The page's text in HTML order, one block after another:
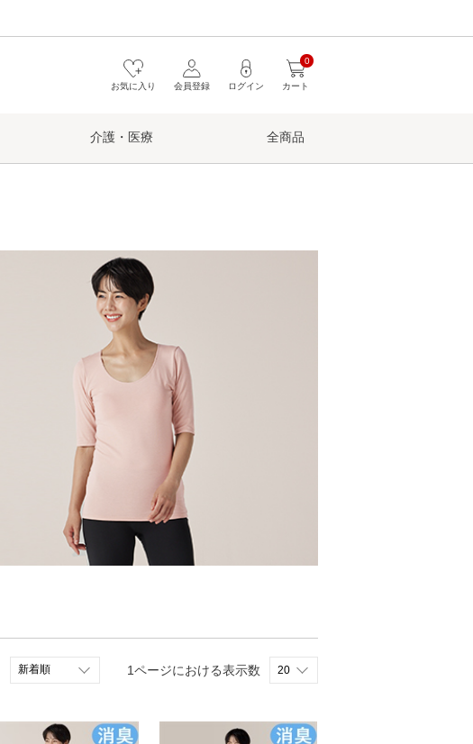
カート
0
ログイン
会員登録
お気に入り
介護・医療 全商品
1ページにおける表示数